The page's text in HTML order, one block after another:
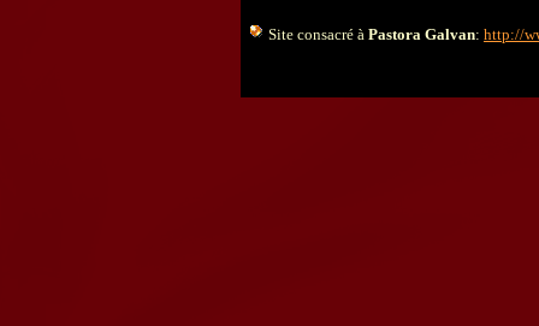
Site consacré à Pastora Galvan: http://